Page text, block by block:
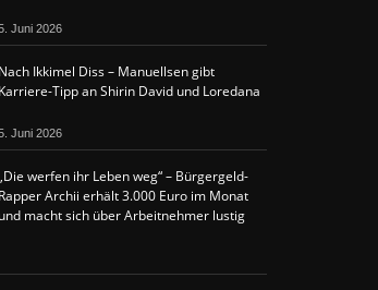
Juni 2026
Nach Ikkimel Diss – Manuellsen gibt
Karriere-Tipp an Shirin David und Loredana
Juni 2026
werfen ihr Leben weg“ – Bürgergeld-
Rapper Archii erhält 3.000 Euro im Monat
und macht sich über Arbeitnehmer lustig